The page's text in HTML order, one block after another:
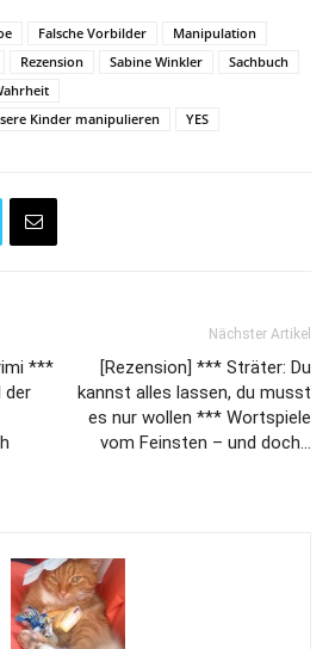
Falsche Vorbilder
Manipulation
Rezension Sabine Winkler
Sachbuch
Kinder manipulieren
YES
***
der
Nächster Artikel
[Rezension] *** Sträter: Du
kannst alles lassen, du musst
es nur wollen *** Wortspiele
vom Feinsten – und doch…